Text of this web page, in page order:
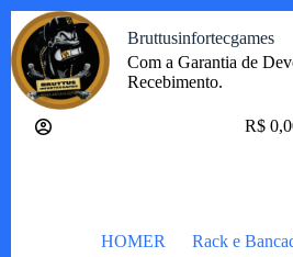
Pular
para
o
conteúdo
Bruttusinfortecgames
Com a Garantia de
Recebimento.
R$
HOMER
Rack e